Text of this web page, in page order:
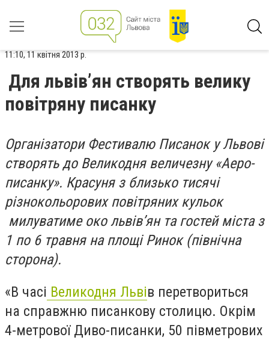
11:10, 11 квітня 2013 р.
Для львів’ян створять велику
повітряну писанку
Організатори Фестивалю Писанок у Львові
створять до Великодня величезну «Аеро-
писанку». Красуня з близько тисячі
різнокольорових повітряних кульок
милуватиме око львів’ян та гостей міста з
1 по 6 травня на площі Ринок (північна
сторона).
«В часі Великодня Львів перетвориться
на справжню писанкову столицю. Окрім
4-метрової Диво-писанки, 50 півметрових